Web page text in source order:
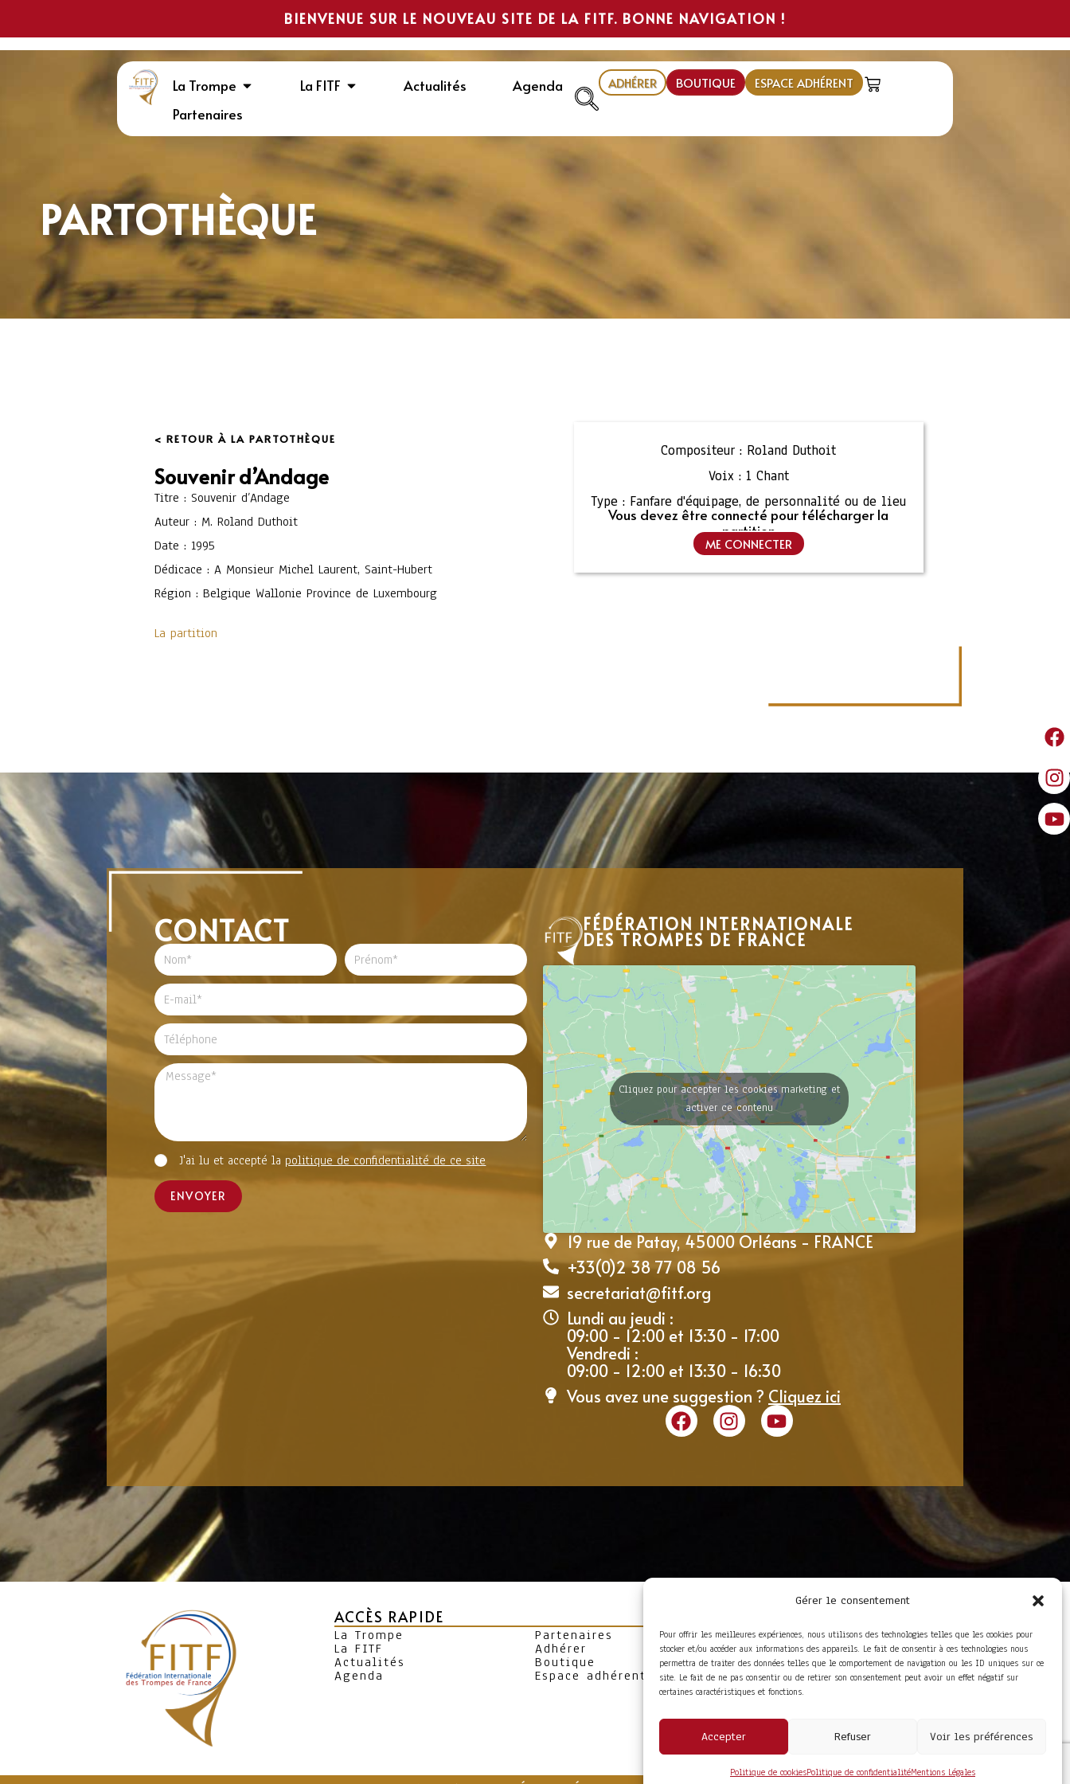
Gérer le consentement
Pour offrir les meilleures expériences, nous utilisons des technologies telles que les cookies pour
stocker et/ou accéder aux informations des appareils. Le fait de consentir à ces technologies nous
permettra de traiter des données telles que le comportement de navigation ou les ID uniques sur ce
site. Le fait de ne pas consentir ou de retirer son consentement peut avoir un effet négatif sur
certaines caractéristiques et fonctions.
Accepter Refuser Voir les préférences
Politique de cookiesPolitique de confidentialitéMentions Légales
BIENVENUE SUR LE NOUVEAU SITE DE LA FITF. BONNE NAVIGATION !
La Trompe La FITF Actualités
Agenda
Partenaires
ADHÉRER BOUTIQUE ESPACE ADHÉRENT
PARTOTHÈQUE
< RETOUR À LA PARTOTHÈQUE
Souvenir d’Andage
Titre : Souvenir d’Andage
Auteur : M. Roland Duthoit
Date : 1995
Dédicace : A Monsieur Michel Laurent, Saint-Hubert
Région : Belgique Wallonie Province de Luxembourg
La partition
Compositeur : Roland Duthoit
Voix : 1 Chant
Type : Fanfare d'équipage, de personnalité ou de lieu
Vous devez être connecté pour télécharger la
partition
ME CONNECTER
CONTACT
J'ai lu et accepté la politique de confidentialité de ce site
ENVOYER
FÉDÉRATION INTERNATIONALE
DES TROMPES DE FRANCE
Cliquez pour accepter les cookies marketing et
activer ce contenu
19 rue de Patay, 45000 Orléans - FRANCE
+33(0)2 38 77 08 56
secretariat@fitf.org
Lundi au jeudi :
09:00 - 12:00 et 13:30 - 17:00
Vendredi :
09:00 - 12:00 et 13:30 - 16:30
Vous avez une suggestion ? Cliquez ici
ACCÈS RAPIDE
La Trompe
La FITF
Actualités
Agenda
Partenaires
Adhérer
Boutique
Espace adhérent
Foire aux questions
Conditions Générales de
Vente
Mentions Légales
Politique de